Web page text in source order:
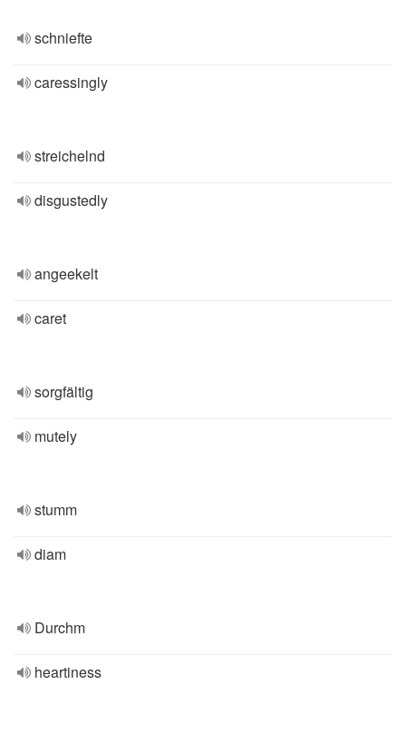
schniefte
caressingly
streichelnd
disgustedly
angeekelt
caret
sorgfältig
mutely
stumm
diam
Durchm
heartiness